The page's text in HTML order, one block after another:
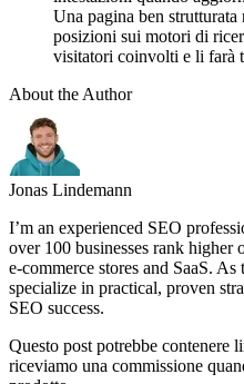
Una pagina ben
posizioni sui motori di
visitatori coinvolti e li farà
About the Author
Jonas Lindemann
I’m an experienced SEO
over 100 businesses rank higher
e-commerce stores and SaaS.
specialize in practical, proven
SEO success.
Questo post potrebbe contenere
riceviamo una commissione